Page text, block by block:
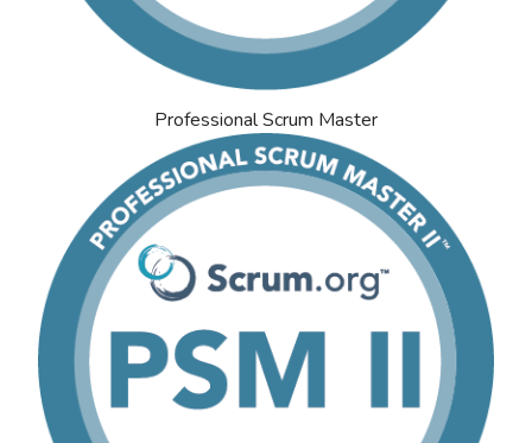
Professional Scrum Master